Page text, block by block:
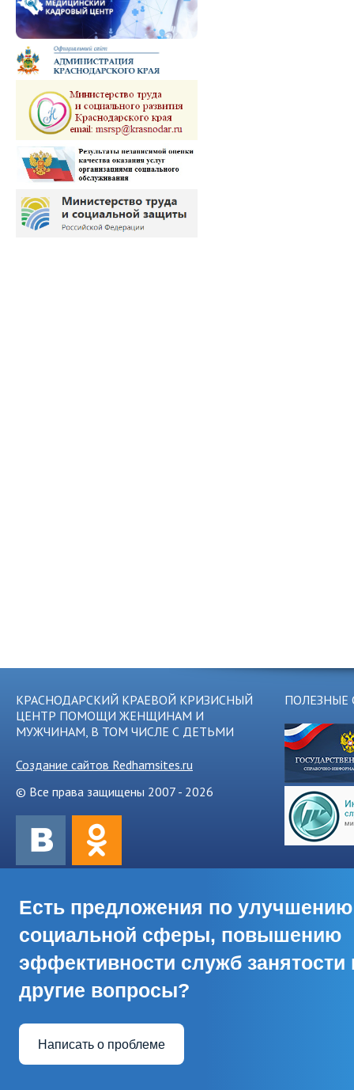
КРАСНОДАРСКИЙ КРАЕВОЙ КРИЗИСНЫЙ
ЦЕНТР ПОМОЩИ ЖЕНЩИНАМ И
МУЖЧИНАМ, В ТОМ ЧИСЛЕ С ДЕТЬМИ
Создание сайтов Redhamsites.ru
© Все права защищены 2007 - 2026
ПОЛЕЗНЫЕ
Есть предложения по улучшению
социальной сферы, повышению
эффективности служб занятости
другие вопросы?
Написать о проблеме